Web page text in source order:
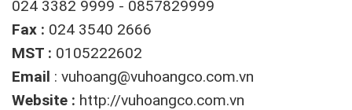
024 3382 9999 - 0857829999
Fax : 024 3540 2666
MST : 0105222602
Email : vuhoang@vuhoangco.com.vn
Website : http://vuhoangco.com.vn